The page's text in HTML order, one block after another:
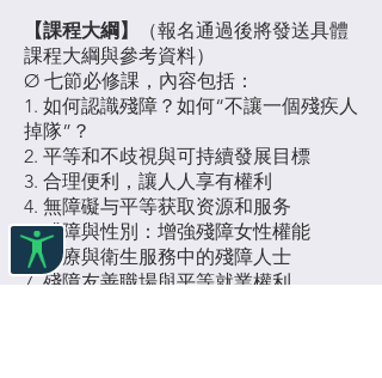
【課程大綱】
（報名通過後將發送具體
課程大綱與參考資料）
Ø 七節必修課，內容包括：
1. 如何認識殘障？如何“不讓一個殘疾人
掉隊”？
2. 平等和不歧視與可持續發展目標
3. 合理便利，讓人人享有權利
4. 無障礙与平等获取资源和服务
5. 殘障與性別：增強殘障女性權能
6. 醫療與衛生服務中的殘障人士
7. 殘障友善職場與平等就業權利